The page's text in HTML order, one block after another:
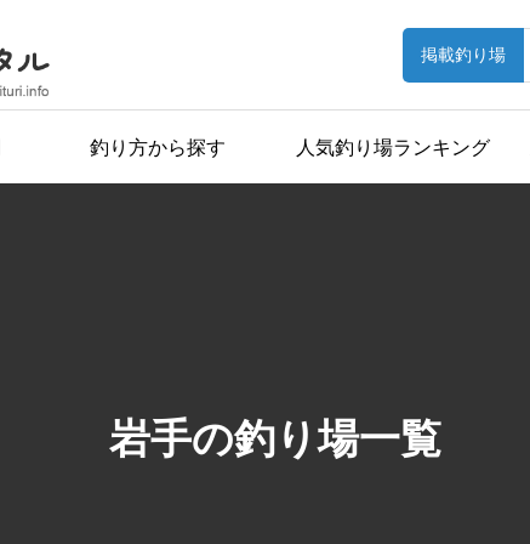
掲載釣り場
釣り方から探す 人気釣り場ランキング
岩手の釣り場一覧